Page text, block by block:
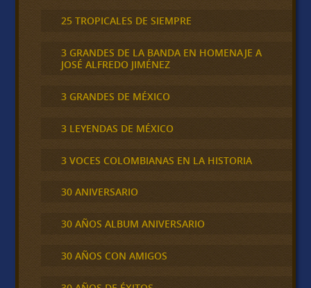
25 TROPICALES DE SIEMPRE
3 GRANDES DE LA BANDA EN HOMENAJE A
JOSÉ ALFREDO JIMÉNEZ
3 GRANDES DE MÉXICO
3 LEYENDAS DE MÉXICO
3 VOCES COLOMBIANAS EN LA HISTORIA
30 ANIVERSARIO
30 AÑOS ALBUM ANIVERSARIO
30 AÑOS CON AMIGOS